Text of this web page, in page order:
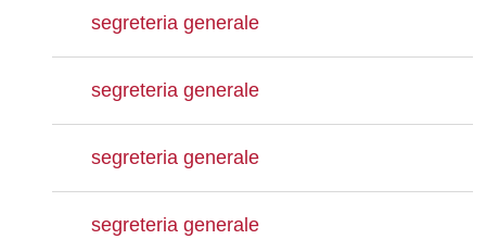
segreteria generale
segreteria generale
segreteria generale
segreteria generale